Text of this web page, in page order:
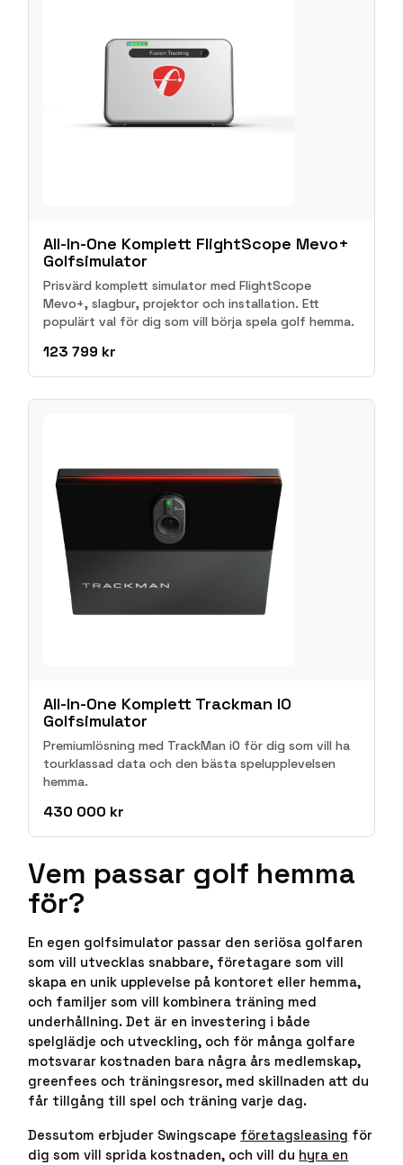
All-In-One Komplett FlightScope Mevo+
Golfsimulator
Prisvärd komplett simulator med FlightScope
Mevo+, slagbur, projektor och installation. Ett
populärt val för dig som vill börja spela golf hemma.
123 799 kr
All-In-One Komplett Trackman IO
Golfsimulator
Premiumlösning med TrackMan iO för dig som vill ha
tourklassad data och den bästa spelupplevelsen
hemma.
430 000 kr
Vem passar golf hemma
för?
En egen golfsimulator passar den seriösa golfaren
som vill utvecklas snabbare, företagare som vill
skapa en unik upplevelse på kontoret eller hemma,
och familjer som vill kombinera träning med
underhållning. Det är en investering i både
spelglädje och utveckling, och för många golfare
motsvarar kostnaden bara några års medlemskap,
greenfees och träningsresor, med skillnaden att du
får tillgång till spel och träning varje dag.
Dessutom erbjuder Swingscape företagsleasing för
dig som vill sprida kostnaden, och vill du hyra en